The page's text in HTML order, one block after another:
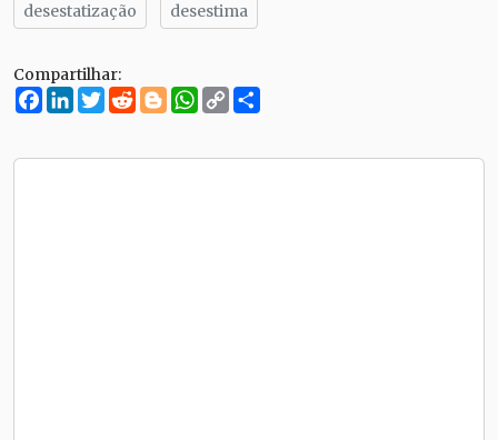
desestatização
desestima
Compartilhar:
Facebook
LinkedIn
Twitter
RedditBloggerWhatsApp
Copy
Link